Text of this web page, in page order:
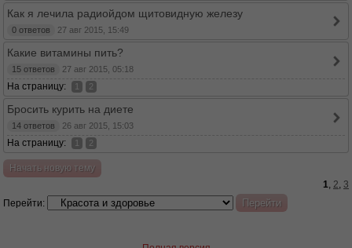
Как я лечила радиойдом щитовидную железу
0 ответов 27 авг 2015, 15:49
Какие витамины пить?
15 ответов 27 авг 2015, 05:18
На страницу: 1 2
Бросить курить на диете
14 ответов 26 авг 2015, 15:03
На страницу: 1 2
Начать новую тему
1, 2, 3
Перейти: